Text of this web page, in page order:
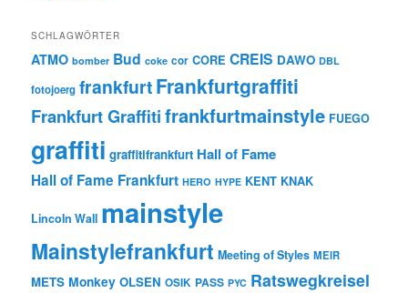
SCHLAGWÖRTER
ATMO bomber Bud coke cor CORE CREIS DAWO DBL
fotojoerg frankfurtFrankfurtgraffiti
Frankfurt Graffitifrankfurtmainstyle FUEGO
graffiti graffitifrankfurt Hall of Fame
Hall of Fame Frankfurt HERO HYPE KENT KNAK
Lincoln Wall mainstyle
Mainstylefrankfurt Meeting of Styles MEIR
METS Monkey OLSEN OSIK PASS PYC Ratswegkreisel